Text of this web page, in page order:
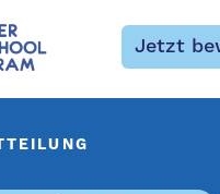
Jetzt